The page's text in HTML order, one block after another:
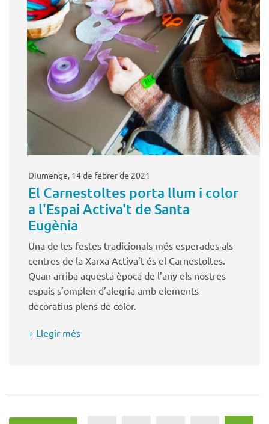
Diumenge, 14 de febrer de 2021
El Carnestoltes porta llum i color
a l'Espai Activa't de Santa
Eugènia
Una de les festes tradicionals més esperades als
centres de la Xarxa Activa’t és el Carnestoltes.
Quan arriba aquesta època de l’any els nostres
espais s’omplen d’alegria amb elements
decoratius plens de color.
+ Llegir més